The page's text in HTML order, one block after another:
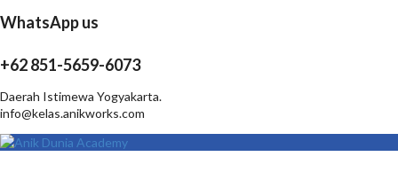
WhatsApp us
+62 851-5659-6073
Daerah Istimewa Yogyakarta.
info@kelas.anikworks.com